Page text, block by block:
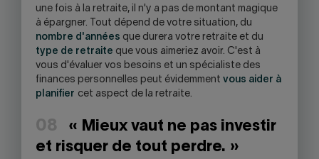
une fois à la retraite, il n'y a pas de montant magique
à épargner. Tout dépend de votre situation, du
nombre d'années que durera votre retraite et du
type de retraite que vous aimeriez avoir. C'est à
vous d'évaluer vos besoins et un spécialiste des
finances personnelles peut évidemment vous aider à
planifier cet aspect de la retraite.
08
« Mieux vaut ne pas investir
et risquer de tout perdre. »